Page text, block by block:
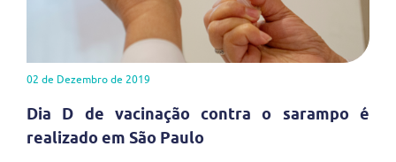
02 de Dezembro de 2019
Dia D de vacinação contra o sarampo é
realizado em São Paulo